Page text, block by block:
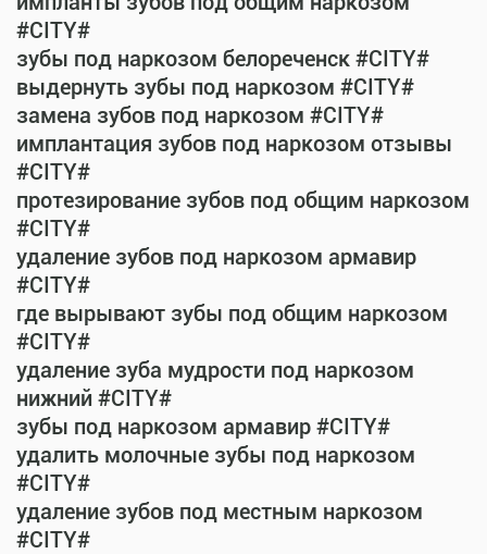
#CITY#
зубы под наркозом белореченск #CITY#
выдернуть зубы под наркозом #CITY#
замена зубов под наркозом #CITY#
имплантация зубов под наркозом отзывы
#CITY#
протезирование зубов под общим наркозом
#CITY#
удаление зубов под наркозом армавир
#CITY#
где вырывают зубы под общим наркозом
#CITY#
удаление зуба мудрости под наркозом
нижний #CITY#
зубы под наркозом армавир #CITY#
удалить молочные зубы под наркозом
#CITY#
удаление зубов под местным наркозом
#CITY#